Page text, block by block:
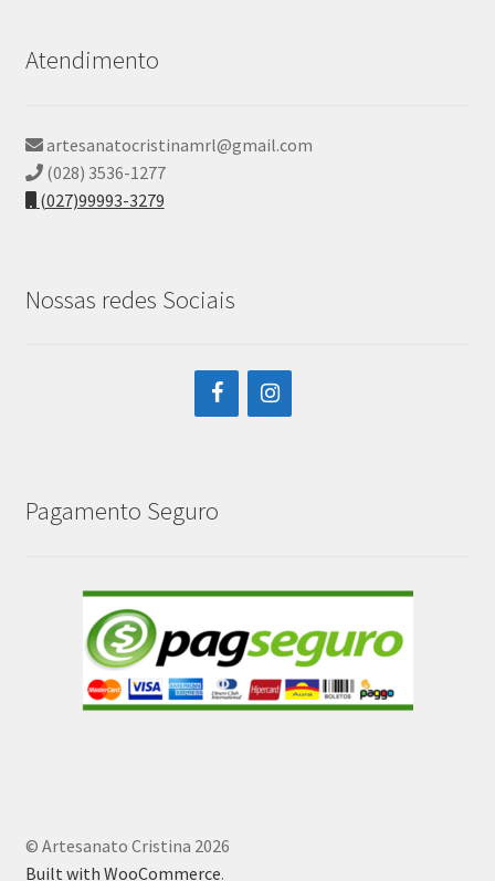
Atendimento
artesanatocristinamrl@gmail.com
(028) 3536-1277
(027)99993-3279
Nossas redes Sociais
Pagamento Seguro
© Artesanato Cristina 2026
Built with WooCommerce.